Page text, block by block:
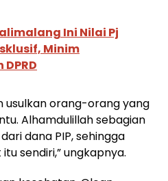
Ini Nilai Pj
Minim
usulkan orang-orang yang
Alhamdulillah sebagian
dana PIP, sehingga
sendiri,” ungkapnya.